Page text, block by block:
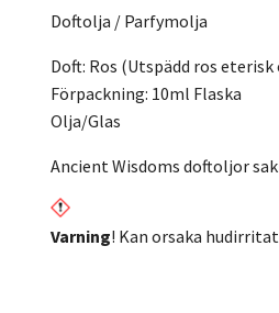
Doftolja / Parfymolja
Doft: Ros (Utspädd ros eterisk
Förpackning: 10ml Flaska
Olja/Glas
Ancient Wisdoms doftoljor
Varning! Kan orsaka